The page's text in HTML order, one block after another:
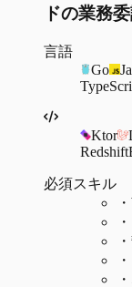
ドの業務
言語
Go
Ktor
Redshift
必須スキル
・
・
・
・
・